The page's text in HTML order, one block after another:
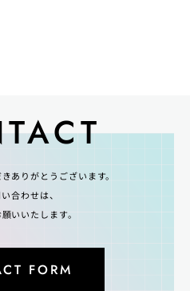
ありがとうございます。
合わせは、
いいたします。
FORM